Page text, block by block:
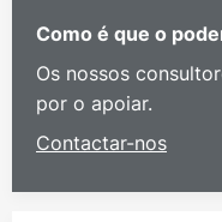
Como é que o
Os nossos
por o apoiar.
Contactar-nos